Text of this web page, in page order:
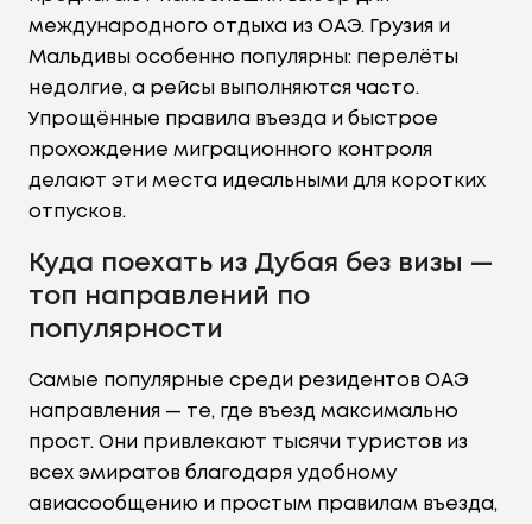
международного отдыха из ОАЭ. Грузия и
Мальдивы особенно популярны: перелёты
недолгие, а рейсы выполняются часто.
Упрощённые правила въезда и быстрое
прохождение миграционного контроля
делают эти места идеальными для коротких
отпусков.
Куда поехать из Дубая без визы —
топ направлений по
популярности
Самые популярные среди резидентов ОАЭ
направления — те, где въезд максимально
прост. Они привлекают тысячи туристов из
всех эмиратов благодаря удобному
авиасообщению и простым правилам въезда,